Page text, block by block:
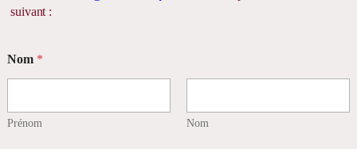
suivant :
Nom *
Prénom Nom